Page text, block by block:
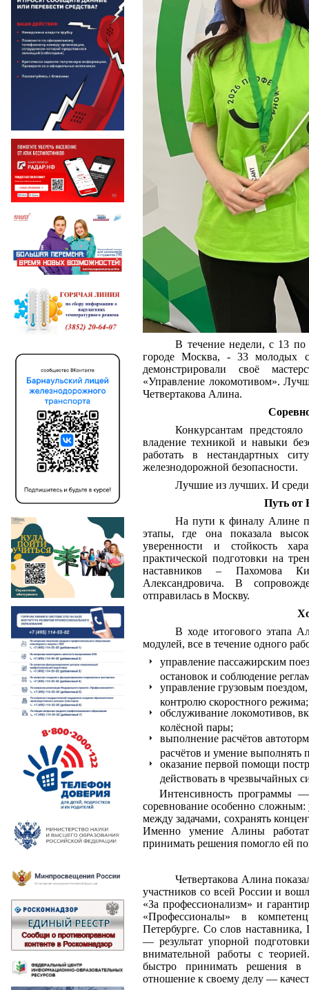
В течение недели, с 13
городе Москва, - 33 молодых
демонстрировали своё
«Управление локомотивом».
Четвертакова Алина.
Конкурсантам
владение техникой и навыки
работать в нестандартных
железнодорожной безопасности.
Лучшие из лучших. И среди
Путь от
На пути к финалу Алине
этапы, где она показала
уверенности и стойкость
практической подготовки на
наставников – Пахомова
Александровича. В
отправилась в Москву.
В ходе итогового этапа
модулей, все в течение одного
управление пассажирским
остановок и соблюдение
управление грузовым
контролю скоростного режима;
обслуживание локомотивов,
колёсной пары;
выполнение расчётов
расчётов и умение выполнять
оказание первой помощи
действовать в чрезвычайных
Интенсивность программы
соревнование особенно сложным:
между задачами, сохранять
Именно умение Алины
принимать решения помогло ей
Четвертакова Алина
участников со всей России и
«За профессионализм» и
«Профессионалы» в
Петербурге. Со слов
— результат упорной
внимательной работы с
быстро принимать решения в
отношение к своему делу —